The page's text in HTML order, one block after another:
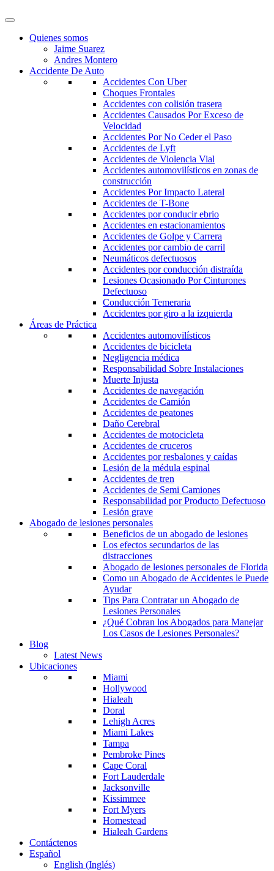
Quienes somos
Jaime Suarez
Andres Montero
Accidente De Auto
Accidentes Con Uber
Choques Frontales
Accidentes con colisión trasera
Accidentes Causados Por Exceso de
Velocidad
Accidentes Por No Ceder el Paso
Accidentes de Lyft
Accidentes de Violencia Vial
Accidentes automovilísticos en zonas de
construcción
Accidentes Por Impacto Lateral
Accidentes de T-Bone
Accidentes por conducir ebrio
Accidentes en estacionamientos
Accidentes de Golpe y Carrera
Accidentes por cambio de carril
Neumáticos defectuosos
Accidentes por conducción distraída
Lesiones Ocasionado Por Cinturones
Defectuoso
Conducción Temeraria
Accidentes por giro a la izquierda
Áreas de Práctica
Accidentes automovilísticos
Accidentes de bicicleta
Negligencia médica
Responsabilidad Sobre Instalaciones
Muerte Injusta
Accidentes de navegación
Accidentes de Camión
Accidentes de peatones
Daño Cerebral
Accidentes de motocicleta
Accidentes de cruceros
Accidentes por resbalones y caídas
Lesión de la médula espinal
Accidentes de tren
Accidentes de Semi Camiones
Responsabilidad por Producto Defectuoso
Lesión grave
Abogado de lesiones personales
Beneficios de un abogado de lesiones
Los efectos secundarios de las
distracciones
Abogado de lesiones personales de Florida
Como un Abogado de Accidentes le Puede
Ayudar
Tips Para Contratar un Abogado de
Lesiones Personales
¿Qué Cobran los Abogados para Manejar
Los Casos de Lesiones Personales?
Blog
Latest News
Ubicaciones
Miami
Hollywood
Hialeah
Doral
Lehigh Acres
Miami Lakes
Tampa
Pembroke Pines
Cape Coral
Fort Lauderdale
Jacksonville
Kissimmee
Fort Myers
Homestead
Hialeah Gardens
Contáctenos
Español
English (Inglés)